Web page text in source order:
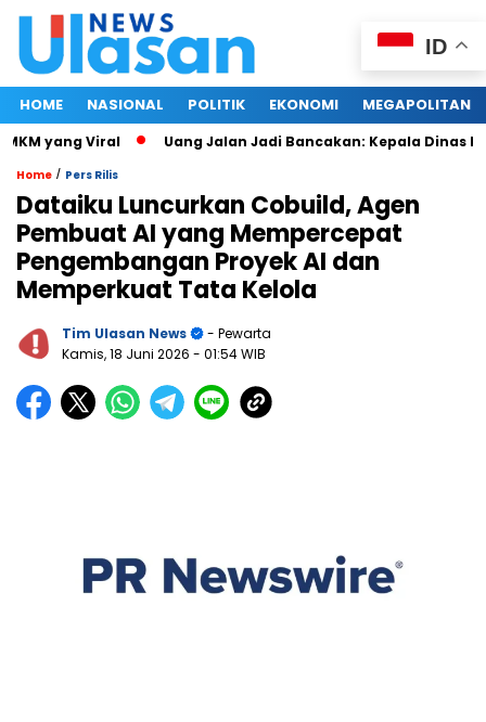
HOME NASIONAL POLITIK EKONOMI MEGAPOLITAN
yang Viral Uang Jalan Jadi Bancakan: Kepala Dinas
Home / Pers Rilis
Dataiku Luncurkan Cobuild, Agen
Pembuat AI yang Mempercepat
Pengembangan Proyek AI dan
Memperkuat Tata Kelola
Tim Ulasan News
- Pewarta
Kamis, 18 Juni 2026 - 01:54 WIB
ID